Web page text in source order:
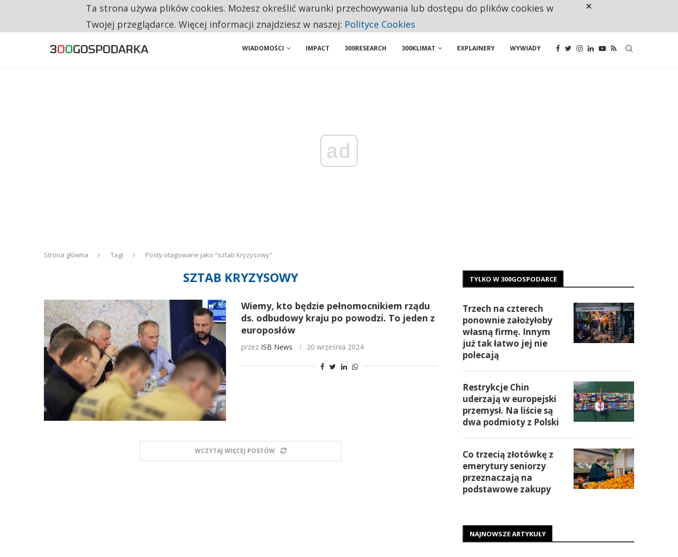
NA JEDEN WAKAT PRZYPADAJĄ 62 ZGŁOSZENIA. WIELU KANDYDATÓW NIE ROZPOCZYNA PRACY
WIADOMOŚCI IMPACT 300RESEARCH 300KLIMAT EXPLAINERY WYWIADY
ad
Strona główna Tagi Posty otagowane jako "sztab kryzysowy"
SZTAB KRYZYSOWY
Wiemy, kto będzie pełnomocnikiem rządu
ds. odbudowy kraju po powodzi. To jeden z
europosłów
przez ISB News 20 września 2024
WCZYTAJ WIĘCEJ POSTÓW
TYLKO W 300GOSPODARCE
Trzech na czterech
ponownie założyłoby
własną firmę. Innym
już tak łatwo jej nie
polecają
Restrykcje Chin
uderzają w europejski
przemysł. Na liście są
dwa podmioty z Polski
Co trzecią złotówkę z
emerytury seniorzy
przeznaczają na
podstawowe zakupy
NAJNOWSZE ARTYKUŁY
Ta strona używa plików cookies. Możesz określić warunki przechowywania lub dostępu do plików cookies w
Twojej przeglądarce. Więcej informacji znajdziesz w naszej: Polityce Cookies
×